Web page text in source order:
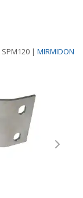
SPM120 | MIRMIDON
Next